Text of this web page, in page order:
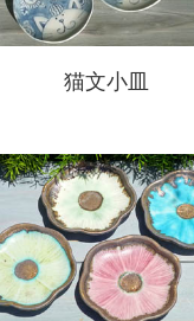
猫文小皿